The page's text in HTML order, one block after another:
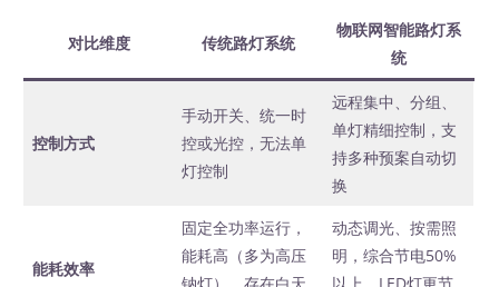
对比维度 传统路灯系统
物联网智能路灯系
统
控制方式
手动开关、统一时
控或光控，无法单
灯控制
远程集中、分组、
单灯精细控制，支
持多种预案自动切
换
能耗效率
固定全功率运行，
能耗高（多为高压
动态调光、按需照
明，综合节电50%